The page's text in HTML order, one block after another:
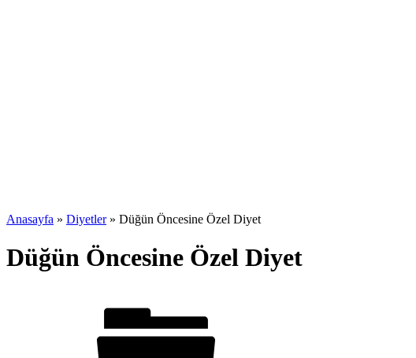
Anasayfa » Diyetler » Düğün Öncesine Özel Diyet
Düğün Öncesine Özel Diyet